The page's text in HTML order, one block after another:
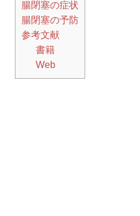
腸閉塞の症状
腸閉塞の予防
参考文献
書籍
Web